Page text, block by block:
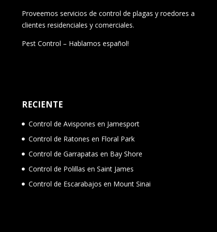
Proveemos servicios de control de plagas y roedores a
clientes residenciales y comerciales.
Pest Control – Hablamos español!
RECIENTE
Control de Avispones en Jamesport
Control de Ratones en Floral Park
Control de Garrapatas en Bay Shore
Control de Polillas en Saint James
Control de Escarabajos en Mount Sinai